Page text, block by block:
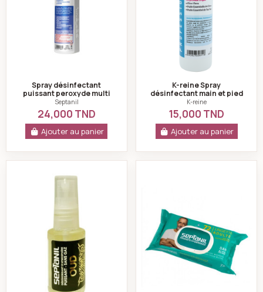
Spray désinfectant
puissant peroxyde multi
usage septanil
Septanil
24,000 TND
Ajouter au panier
K-reine Spray
désinfectant main et pied
200 ml
K-reine
15,000 TND
Ajouter au panier